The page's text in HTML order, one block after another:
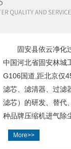
固安县依云净化
中国河北省固安林城
G106国道,距北京仅
滤芯、滤清器、过滤
滤芯）的研发、替代
种品牌压缩机进气除
More>>